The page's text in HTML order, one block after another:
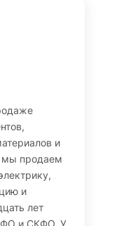
и
мы продаем
и
лет